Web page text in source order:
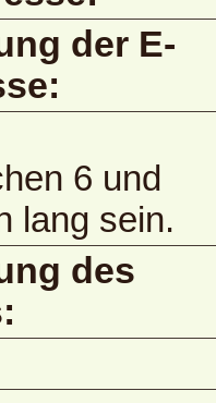
der E-
6 und
lang sein.
des